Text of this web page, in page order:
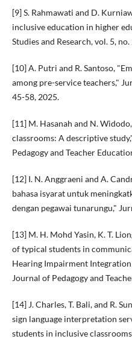
[9] S. Rahmawati and D.
inclusive education in higher
Studies and Research, vol. 5,
[10] A. Putri and R. Santoso,
among pre-service teachers,"
45-58, 2025.
[11] M. Hasanah and N.
classrooms: A descriptive
Pedagogy and Teacher
[12] I. N. Anggraeni and A.
bahasa isyarat untuk
dengan pegawai tunarungu,"
[13] M. H. Mohd Yasin, K. T.
of typical students in
Hearing Impairment
Journal of Pedagogy and
[14] J. Charles, T. Bali, and R.
sign language interpretation
students in inclusive